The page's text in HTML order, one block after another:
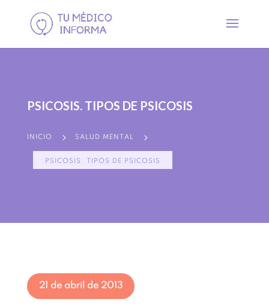
PSICOSIS. TIPOS DE PSICOSIS
INICIO 5 SALUD MENTAL 5
PSICOSIS. TIPOS DE PSICOSIS
21 de abril de 2013